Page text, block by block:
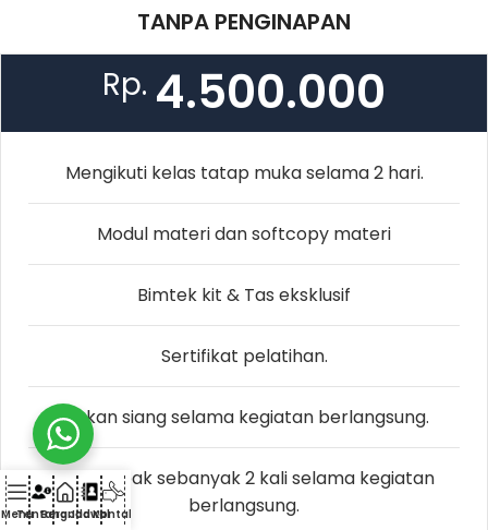
TANPA PENGINAPAN
Rp. 4.500.000
Mengikuti kelas tatap muka selama 2 hari.
Modul materi dan softcopy materi
Bimtek kit & Tas eksklusif
Sertifikat pelatihan.
Makan siang selama kegiatan berlangsung.
Coffebreak sebanyak 2 kali selama kegiatan
berlangsung.
MenuTentangBerandaJadwalKontak